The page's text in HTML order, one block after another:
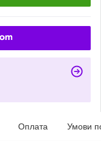
Оплата Умови